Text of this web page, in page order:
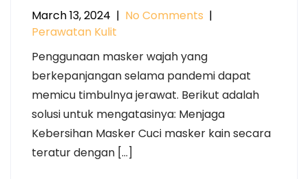
March 13, 2024 | No Comments |
Perawatan Kulit
Penggunaan masker wajah yang
berkepanjangan selama pandemi dapat
memicu timbulnya jerawat. Berikut adalah
solusi untuk mengatasinya: Menjaga
Kebersihan Masker Cuci masker kain secara
teratur dengan […]